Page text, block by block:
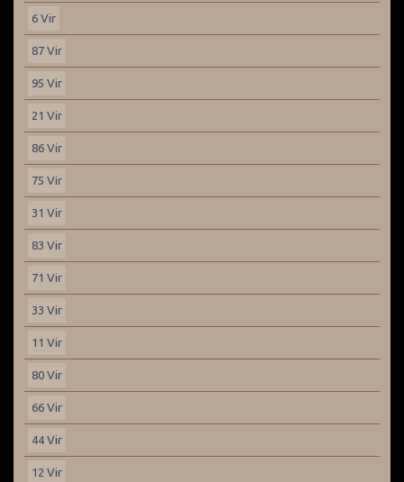
6 Vir
87 Vir
95 Vir
21 Vir
86 Vir
75 Vir
31 Vir
83 Vir
71 Vir
33 Vir
11 Vir
80 Vir
66 Vir
44 Vir
12 Vir